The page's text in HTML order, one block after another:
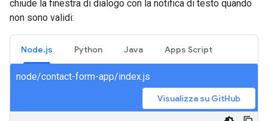
chiude la finestra di dialogo con la notifica di testo quando
non sono validi:
Node.js Python Java Apps Script
node/contact-form-app/index.js
Visualizza su GitHub